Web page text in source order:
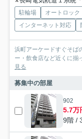
駐輪場 オートロック
インターネット対応
浜町アーケードすぐそば
ー・飲食店など近くに揃
見る
募集中の部屋
902
5.7万
9階 /